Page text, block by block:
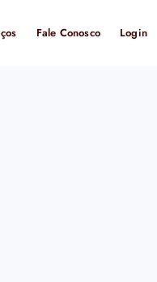
Fale Conosco Login